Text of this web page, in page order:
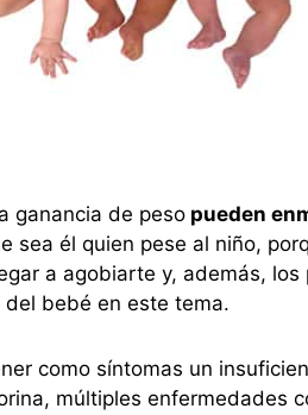
ganancia de pesopueden
sea él quien pese al niño,
a agobiarte y, además,
bebé en este tema.
como síntomas un
múltiples enfermedades